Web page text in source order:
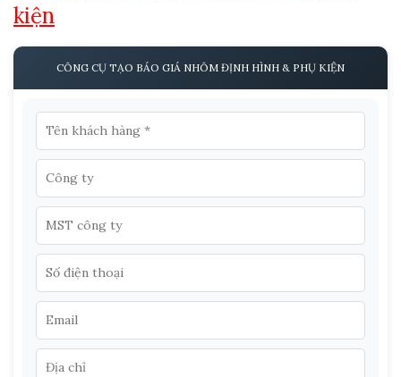
kiện
CÔNG CỤ TẠO BÁO GIÁ NHÔM ĐỊNH HÌNH & PHỤ KIỆN